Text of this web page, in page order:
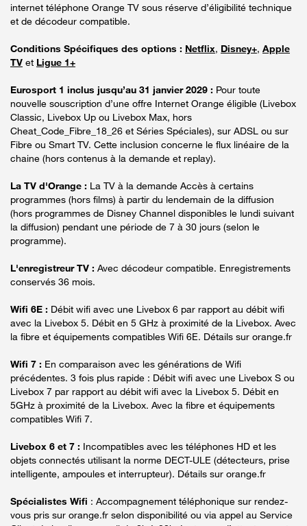
internet téléphone Orange TV sous réserve d’éligibilité technique
et de décodeur compatible.
Conditions Spécifiques des options : Netflix, Disney+, Apple
TV et Ligue 1+
Eurosport 1 inclus jusqu’au 31 janvier 2029 : Pour toute
nouvelle souscription d’une offre Internet Orange éligible (Livebox
Classic, Livebox Up ou Livebox Max, hors
Cheat_Code_Fibre_18_26 et Séries Spéciales), sur ADSL ou sur
Fibre ou Smart TV. Cette inclusion concerne le flux linéaire de la
chaine (hors contenus à la demande et replay).
La TV d'Orange : La TV à la demande Accès à certains
programmes (hors films) à partir du lendemain de la diffusion
(hors programmes de Disney Channel disponibles le lundi suivant
la diffusion) pendant une période de 7 à 30 jours (selon le
programme).
L'enregistreur TV : Avec décodeur compatible. Enregistrements
conservés 36 mois.
Wifi 6E : Débit wifi avec une Livebox 6 par rapport au débit wifi
avec la Livebox 5. Débit en 5 GHz à proximité de la Livebox. Avec
la fibre et équipements compatibles Wifi 6E. Détails sur orange.fr
Wifi 7 : En comparaison avec les générations de Wifi
précédentes. 3 fois plus rapide : Débit wifi avec une Livebox S ou
Livebox 7 par rapport au débit wifi avec la Livebox 5. Débit en
5GHz à proximité de la Livebox. Avec la fibre et équipements
compatibles Wifi 7.
Livebox 6 et 7 : Incompatibles avec les téléphones HD et les
objets connectés utilisant la norme DECT-ULE (détecteurs, prise
intelligente, ampoules et interrupteur). Détails sur orange.fr
Spécialistes Wifi : Accompagnement téléphonique sur rendez-
vous pris sur orange.fr selon disponibilité ou via appel au Service